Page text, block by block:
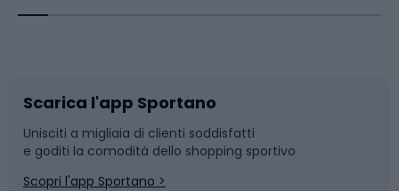
Bushcraft
Corsa
Slitte e slittini
Snowboard
Scarica l'app Sportano
Unisciti a migliaia di clienti soddisfatti
e goditi la comodità dello shopping sportivo
Scopri l'app Sportano >